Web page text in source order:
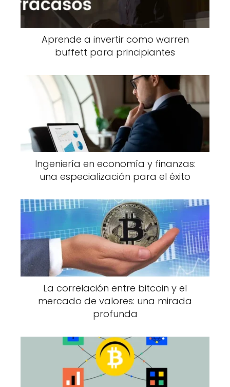
Aprende a invertir como warren
buffett para principiantes
Ingeniería en economía y finanzas:
una especialización para el éxito
La correlación entre bitcoin y el
mercado de valores: una mirada
profunda